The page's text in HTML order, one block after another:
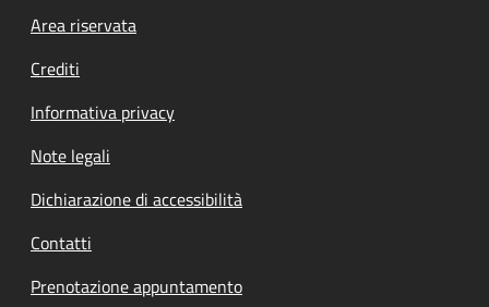
Footer menu
Area riservata
Crediti
Informativa privacy
Note legali
Dichiarazione di accessibilità
Contatti
Prenotazione appuntamento